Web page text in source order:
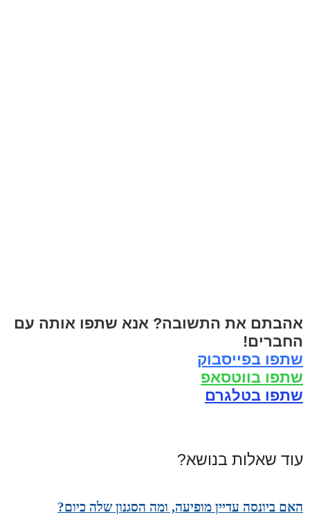
אהבתם את התשובה? אנא שתפו אותה עם
החברים!
שתפו בפייסבוק
שתפו בווטסאפ
שתפו בטלגרם
עוד שאלות בנושא?
האם ביונסה עדיין מופיעה, ומה הסגנון שלה כיום?